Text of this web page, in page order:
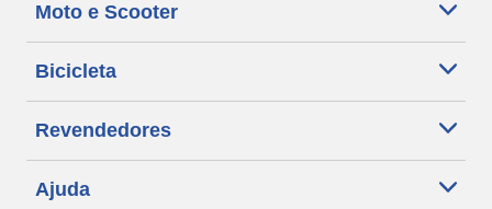
Moto e Scooter
Bicicleta
Revendedores
Ajuda